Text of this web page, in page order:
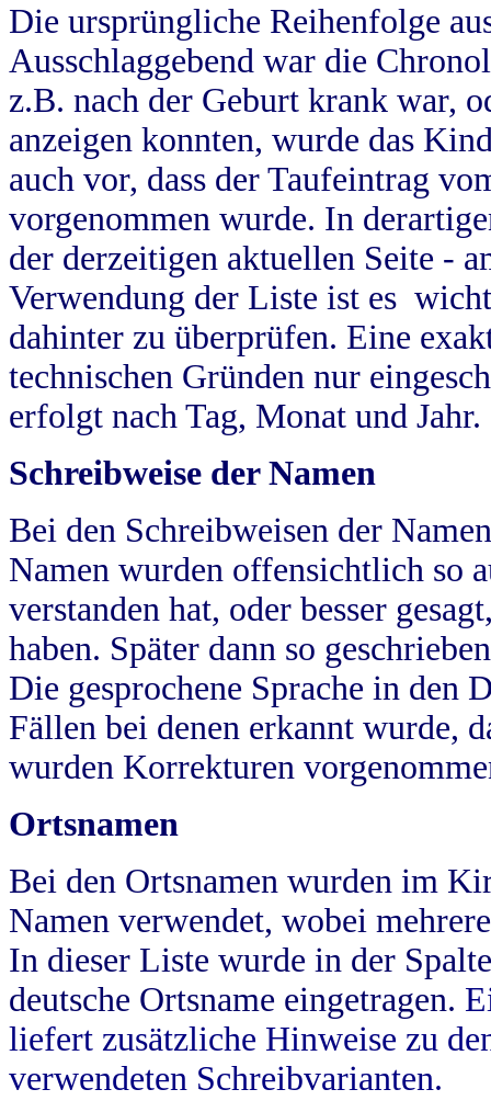
Die ursprüngliche Reihenfolge
Ausschlaggebend war die
z.B. nach der Geburt krank war,
anzeigen konnten, wurde das
auch vor, dass der Taufeintrag
vorgenommen wurde. In
der derzeitigen aktuellen Seite -
Verwendung der Liste ist es
dahinter zu überprüfen. Eine
technischen Gründen nur
erfolgt nach Tag, Monat und Jahr.
Schreibweise der Namen
Bei den Schreibweisen der
Namen wurden offensichtlich so
verstanden hat, oder besser
haben. Später dann so
Die gesprochene Sprache in
Fällen bei denen erkannt wurde,
wurden Korrekturen
Ortsnamen
Bei den Ortsnamen wurden im
Namen verwendet, wobei
In dieser Liste wurde in der
deutsche Ortsname eingetragen.
liefert zusätzliche Hinweise zu
verwendeten Schreibvarianten.